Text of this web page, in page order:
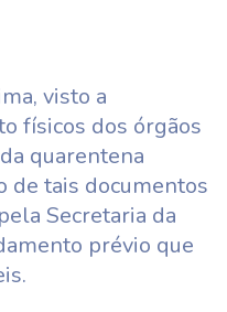
visto a
físicos dos órgãos
quarentena
de tais documentos
Secretaria da
prévio que